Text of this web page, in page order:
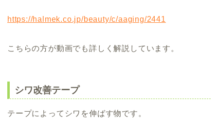
https://halmek.co.jp/beauty/c/aaging/2441
こちらの方が動画でも詳しく解説しています。
シワ改善テープ
テープによってシワを伸ばす物です。